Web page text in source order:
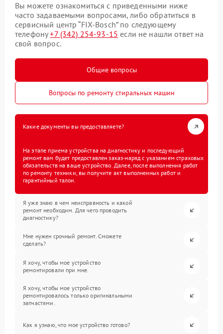
Вы можете ознакомиться с приведенными ниже
часто задаваемыми вопросами, либо обратиться в
сервисный центр “FIX-Bosch” по следующему
телефону+7 (342) 254-93-15 если не нашли ответ на
свой вопрос.
Общие вопросы
Вопросы по ремонту стиральных машин
Какие документы вы предоставляете?
На этапе приема устройства на диагностику и последующий
ремонт вам будет предоставлен заказ-наряд с указанием страховых
обязательств на ваше устройство. Далее, после выполнения работ
по ремонту техники, вы получите акт выполненных работ и
гарантийный талон.
Я уже знаю в чем неисправность и какой
ремонт необходим. Для чего проводить
диагностику?
Мне нужен срочный ремонт. Сможете
сделать?
Я хочу, чтобы мое устройство
ремонтировали при мне.
Я хочу, чтобы мое устройство
ремонтировалось только оригинальными
запчастями.
Как я узнаю, что мое устройство готово?